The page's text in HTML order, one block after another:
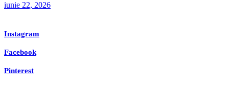
iunie 22, 2026
Instagram
Facebook
Pinterest